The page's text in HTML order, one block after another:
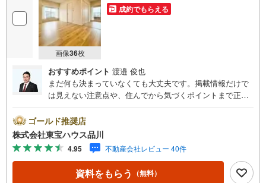
画像36枚
成約でもらえる
おすすめポイント 渡邉 俊也
まだ何も決まっていなくても大丈夫です。掲載情報だけで
は見えない注意点や、住んでから気づくポイントまで正直
とも包み隠さずお伝えし、「納得して選ぶ」ためのサポー
トを大切にしています。現地でしか分からないリアルな情
報も含めて、一緒に後悔しない住まい探しを進めていきま
しょう。まずはお気軽にご相談ください。【Yahoo！ 不動
産キャンペーン対象店舗】当店で物件を成約するとPayPay
ボーナスライトがもらえる「Yahoo！ 不動産 物件ご成約キ
ゴールド推奨店
株式会社東宝ハウス品川
4.95 不動産会社レビュー 40件
資料をもらう （無料）